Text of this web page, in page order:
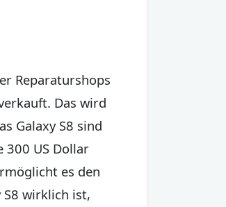
Reparaturshops
Das wird
Galaxy S8 sind
300 US Dollar
es den
S8 wirklich ist,